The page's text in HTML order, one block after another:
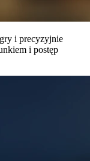
i precyzyjnie
i postęp